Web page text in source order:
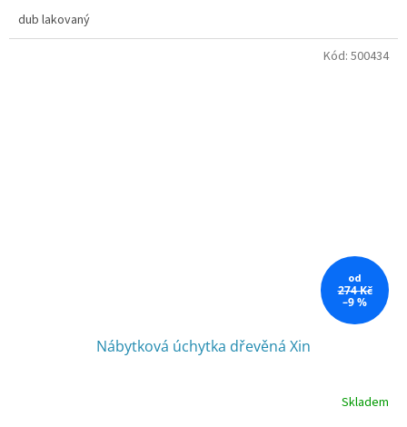
dub lakovaný
od
274 Kč
–9 %
Nábytková úchytka dřevěná Xin
Skladem
Kód: 500434